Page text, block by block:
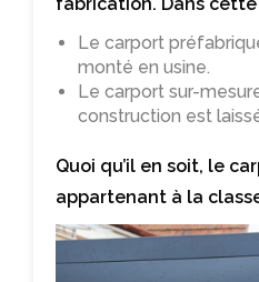
Le carport
monté en usine.
Le carport sur-
construction est
Quoi qu’il en soit, le
appartenant à la